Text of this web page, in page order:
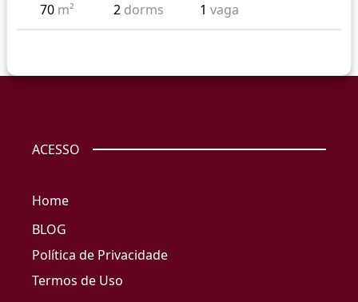
70 m² 2 dorms 1vaga
ACESSO
Home
BLOG
Política de Privacidade
Termos de Uso